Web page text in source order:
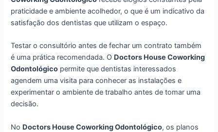
praticidade e ambiente acolhedor, o que é um indicativo da
satisfação dos dentistas que utilizam o espaço.
Testar o consultório antes de fechar um contrato também
é uma prática recomendada. O Doctors House Coworking
Odontológico permite que dentistas interessados
agendem uma visita para conhecer as instalações e
experimentar o ambiente de trabalho antes de tomar uma
decisão.
No Doctors House Coworking Odontológico, os planos